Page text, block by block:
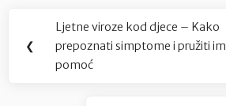
Navigacija
objava
❮
Previous
Post:
Ljetne viroze kod djece – Kako
prepoznati simptome i pružiti im
pomoć